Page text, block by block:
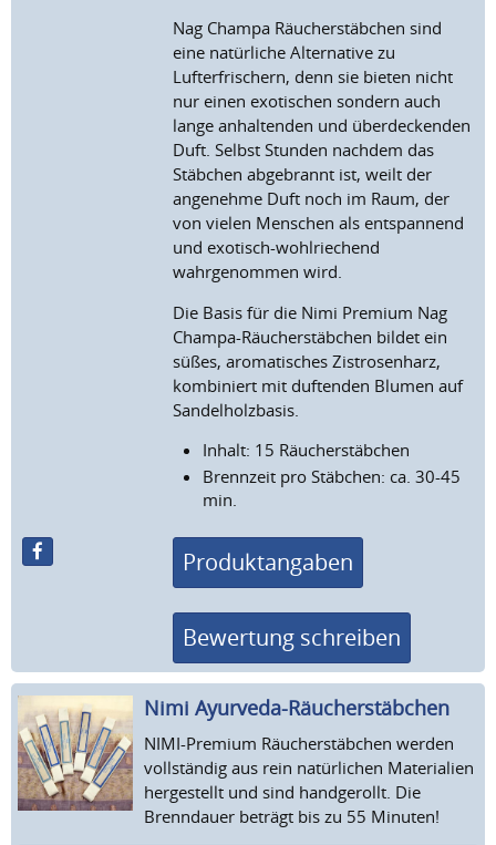
Nag Champa Räucherstäbchen sind
eine natürliche Alternative zu
Lufterfrischern, denn sie bieten nicht
nur einen exotischen sondern auch
lange anhaltenden und überdeckenden
Duft. Selbst Stunden nachdem das
Stäbchen abgebrannt ist, weilt der
angenehme Duft noch im Raum, der
von vielen Menschen als entspannend
und exotisch-wohlriechend
wahrgenommen wird.
Die Basis für die Nimi Premium Nag
Champa-Räucherstäbchen bildet ein
süßes, aromatisches Zistrosenharz,
kombiniert mit duftenden Blumen auf
Sandelholzbasis.
Inhalt: 15 Räucherstäbchen
Brennzeit pro Stäbchen: ca. 30-45
min.
Produktangaben
Bewertung schreiben
Nimi Ayurveda-Räucherstäb­chen
NIMI-Premium Räucherstäbchen werden
vollständig aus rein natürlichen Materialien
hergestellt und sind handgerollt. Die
Brenndauer beträgt bis zu 55 Minuten!